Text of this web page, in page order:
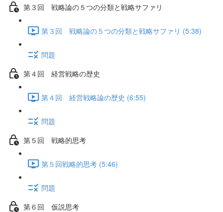
第３回 戦略論の５つの分類と戦略サファリ
第３回 戦略論の５つの分類と戦略サファリ (5:38)
問題
第４回 経営戦略の歴史
第４回 経営戦略論の歴史 (6:55)
問題
第５回 戦略的思考
第５回戦略的思考 (5:46)
問題
第６回 仮説思考